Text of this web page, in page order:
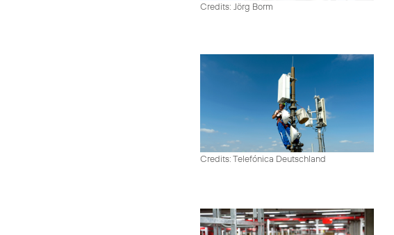
Credits: Jörg Borm
Credits: Telefónica Deutschland